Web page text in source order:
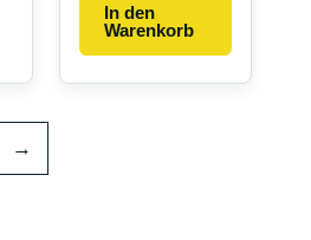
In den
Warenkorb
→